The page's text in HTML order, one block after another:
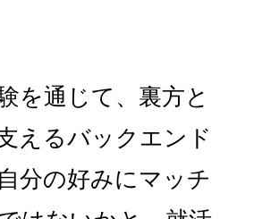
を通じて、裏方と
えるバックエンド
分の好みにマッチ